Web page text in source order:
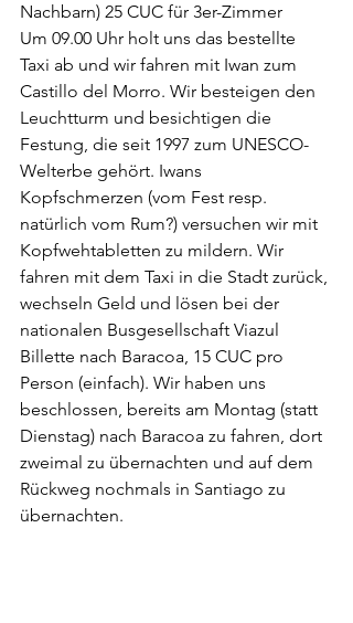
Nachbarn) 25 CUC für 3er-Zimmer
Um 09.00 Uhr holt uns das bestellte
Taxi ab und wir fahren mit Iwan zum
Castillo del Morro. Wir besteigen den
Leuchtturm und besichtigen die
Festung, die seit 1997 zum UNESCO-
Welterbe gehört. Iwans
Kopfschmerzen (vom Fest resp.
natürlich vom Rum?) versuchen wir mit
Kopfwehtabletten zu mildern. Wir
fahren mit dem Taxi in die Stadt zurück,
wechseln Geld und lösen bei der
nationalen Busgesellschaft Viazul
Billette nach Baracoa, 15 CUC pro
Person (einfach). Wir haben uns
beschlossen, bereits am Montag (statt
Dienstag) nach Baracoa zu fahren, dort
zweimal zu übernachten und auf dem
Rückweg nochmals in Santiago zu
übernachten.